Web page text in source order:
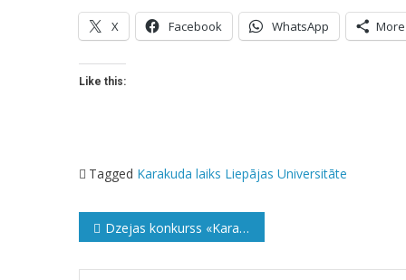
X Facebook WhatsApp More
Like this:
Tagged Karakuda laiks Liepājas Universitāte
Ziņu
Dzejas konkurss «Karantīnas līrika»